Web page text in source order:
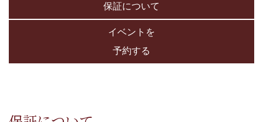
保証について
イベントを
予約する